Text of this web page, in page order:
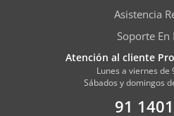
Asistencia
Soporte En
Atención al cliente
Lunes a viernes de
Sábados y domingos
91